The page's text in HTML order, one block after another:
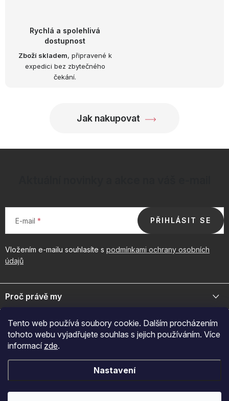
Tento web používá soubory cookie. Dalším procházením
tohoto webu vyjadřujete souhlas s jejich používáním. Více
informací zde.
Nastavení
Rychlá a spolehlivá
dostupnost
Zboží skladem, připravené k
expedici bez zbytečného
čekání.
Jak nakupovat
E-mail
Vložením e-mailu souhlasíte s podmínkami ochrany osobních
údajů
PŘIHLÁSIT SE
á
pProč právě my
byznys. Spojte se s námi pro exkluzivní velkoobchodní nabídky.
+420 605 209 284
Po-Pá: 7:00-12:30 a 13:00-15:30
Důležité odkazy
Naš značky
Kontakty
Ebook
O nákupu
Reklamace
Obchodní podmínky
Přijímáme online platby